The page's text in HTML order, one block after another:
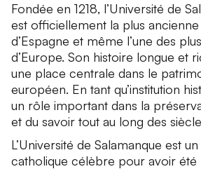
Fondée en 1218, l’Université de
est officiellement la plus ancienne
d’Espagne et même l’une des
d’Europe. Son histoire longue et
une place centrale dans le
européen. En tant qu’institution
un rôle important dans la
et du savoir tout au long des
L’Université de Salamanque est
catholique célèbre pour avoir été